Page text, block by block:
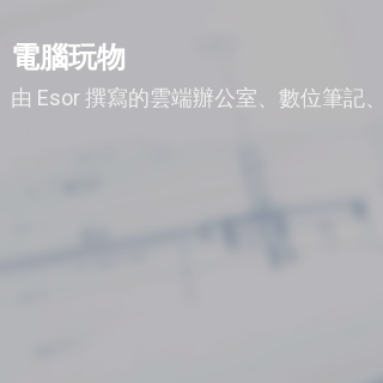
電腦玩物
由 Esor 撰寫的雲端辦公室、數位筆記